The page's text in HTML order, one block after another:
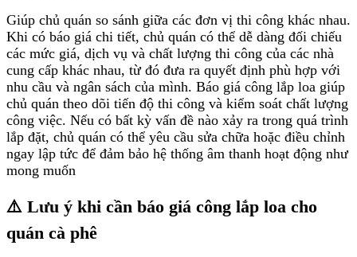
Giúp chủ quán so sánh giữa các đơn vị thi công khác nhau.
Khi có báo giá chi tiết, chủ quán có thể dễ dàng đối chiếu
các mức giá, dịch vụ và chất lượng thi công của các nhà
cung cấp khác nhau, từ đó đưa ra quyết định phù hợp với
nhu cầu và ngân sách của mình. Báo giá công lắp loa giúp
chủ quán theo dõi tiến độ thi công và kiểm soát chất lượng
công việc. Nếu có bất kỳ vấn đề nào xảy ra trong quá trình
lắp đặt, chủ quán có thể yêu cầu sửa chữa hoặc điều chỉnh
ngay lập tức để đảm bảo hệ thống âm thanh hoạt động như
mong muốn
⚠️ Lưu ý khi cần báo giá công lắp loa cho
quán cà phê